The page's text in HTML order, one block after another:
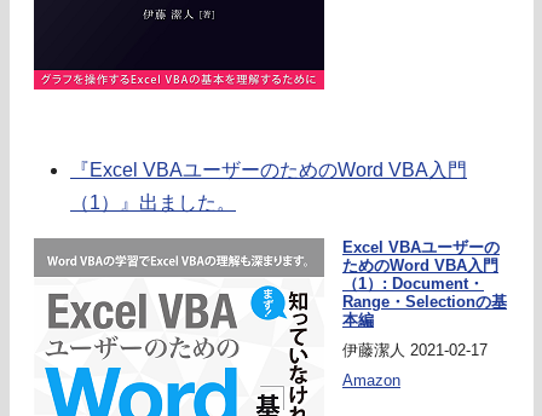
『Excel VBAユーザーのためのWord VBA入門
（1）』出ました。
Excel VBAユーザーの
ためのWord VBA入門
（1）: Document・
Range・Selectionの基
本編
伊藤潔人 2021-02-17
Amazon